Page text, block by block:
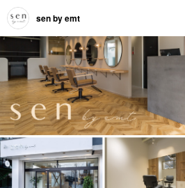
sen by emt